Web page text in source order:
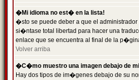
�Mi idioma no est� en la lista!
�sto se puede deber a que el
si�ntase total libertad para hacer una
enlace que se encuentra al final de la
Volver arriba
�C�mo muestro una imagen debajo de
Hay dos tipos de im�genes debajo de su